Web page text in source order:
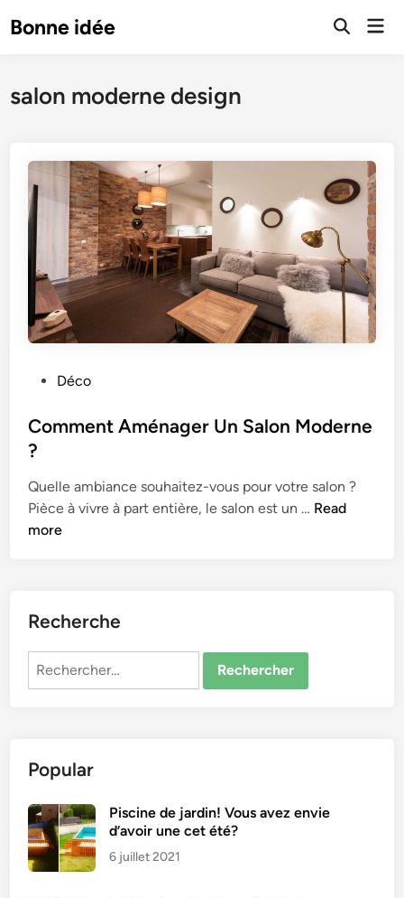
toBonne idée
Open
salon moderne design
s
t
d
i
n
Déco
Comment Aménager Un Salon Moderne
?
Quelle ambiance souhaitez-vous pour votre salon ?
Pièce à vivre à part entière, le salon est un … C
r
Read
more
Recherche
Rechercher :
Popular
Piscine de jardin! Vous avez envie
d’avoir une cet été?
6 juillet 2021